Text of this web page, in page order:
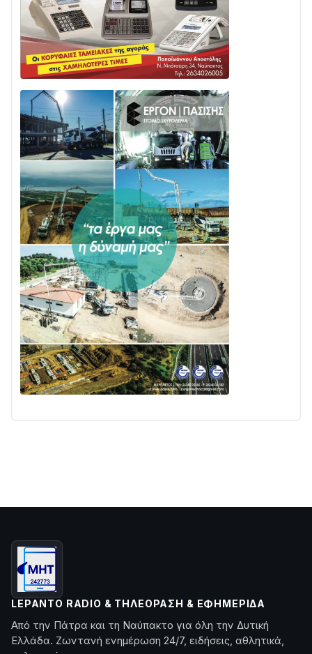
LEPANTO RADIO & ΤΗΛΕΌΡΑΣΗ & ΕΦΗΜΕΡΊΔΑ
Από την Πάτρα και τη Ναύπακτο για όλη την Δυτική
Ελλάδα. Ζωντανή ενημέρωση 24/7, ειδήσεις, αθλητικά,